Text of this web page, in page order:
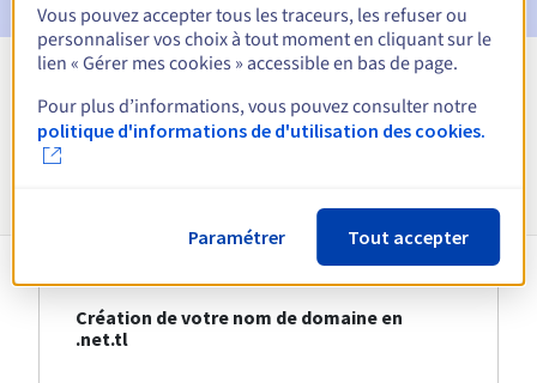
Voir toutes les extensions
Création de votre nom de domaine en
.net.tl
Vous pouvez accepter tous les traceurs, les refuser ou
personnaliser vos choix à tout moment en cliquant sur le
lien « Gérer mes cookies » accessible en bas de page.
Pour plus d’informations, vous pouvez consulter notre
politique d'informations de d'utilisation des cookies.
Paramétrer Tout accepter